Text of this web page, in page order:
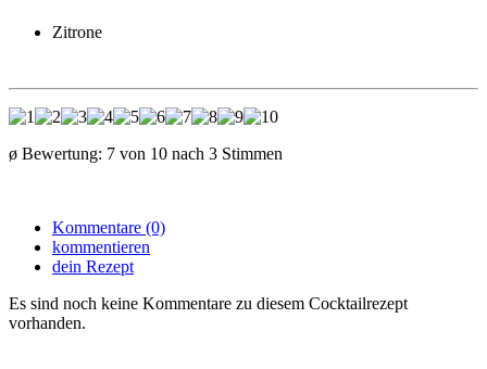
Zitrone
ø Bewertung: 7 von 10 nach 3 Stimmen
Kommentare (0)
kommentieren
dein Rezept
Es sind noch keine Kommentare zu diesem Cocktailrezept
vorhanden.